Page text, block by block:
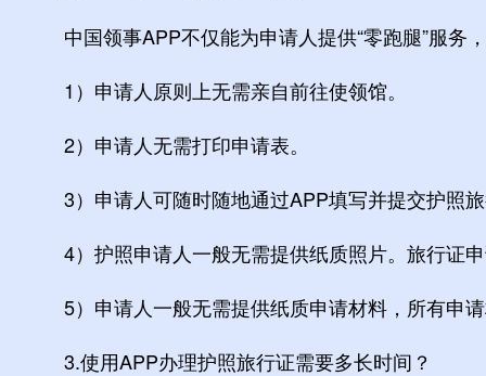
中国领事APP不仅能为申请人提供“零跑腿”服务
1）申请人原则上无需亲自前往使领馆。
2）申请人无需打印申请表。
3）申请人可随时随地通过APP填写并提交护照
4）护照申请人一般无需提供纸质照片。旅行证
5）申请人一般无需提供纸质申请材料，所有申
3.使用APP办理护照旅行证需要多长时间？